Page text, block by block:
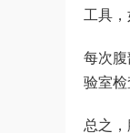
工具
每次
验室
总之